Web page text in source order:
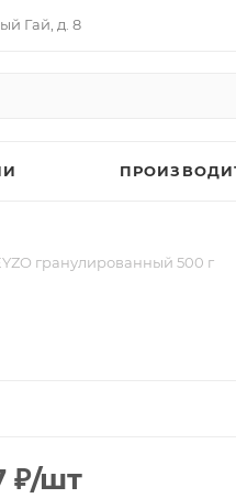
Гай, д. 8
гранулированный 500 г
₽/шт